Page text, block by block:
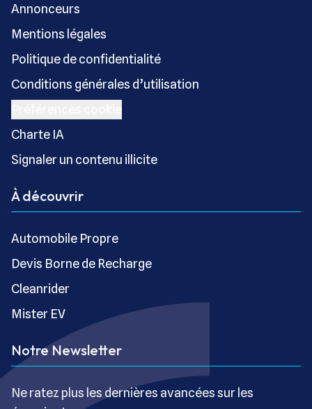
Annonceurs
Mentions légales
Politique de confidentialité
Conditions générales d’utilisation
Charte IA
Signaler un contenu illicite
À découvrir
Automobile Propre
Devis Borne de Recharge
Cleanrider
Mister EV
Notre Newsletter
Ne ratez plus les dernières avancées sur les